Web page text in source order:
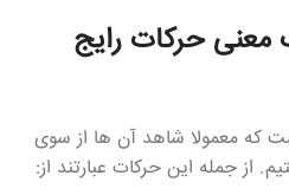
معنی حرکات رایج
که معمولا شاهد آن ها از سوی
جمله این حرکات عبارتند از: